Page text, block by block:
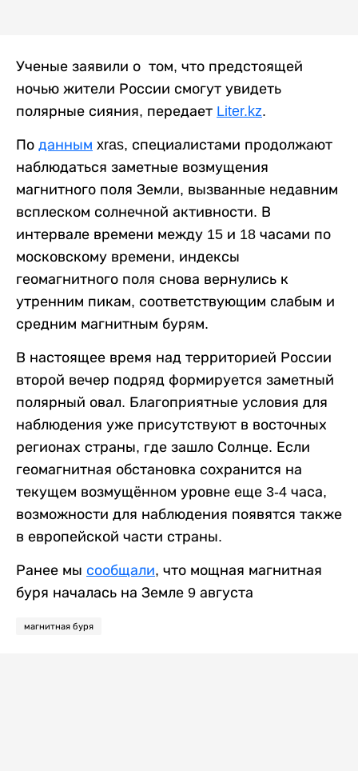
Ученые заявили о том, что предстоящей
ночью жители России смогут увидеть
полярные сияния, передает Liter.kz.
По данным xras, специалистами продолжают
наблюдаться заметные возмущения
магнитного поля Земли, вызванные недавним
всплеском солнечной активности. В
интервале времени между 15 и 18 часами по
московскому времени, индексы
геомагнитного поля снова вернулись к
утренним пикам, соответствующим слабым и
средним магнитным бурям.
В настоящее время над территорией России
второй вечер подряд формируется заметный
полярный овал. Благоприятные условия для
наблюдения уже присутствуют в восточных
регионах страны, где зашло Солнце. Если
геомагнитная обстановка сохранится на
текущем возмущённом уровне еще 3-4 часа,
возможности для наблюдения появятся также
в европейской части страны.
Ранее мы сообщали, что мощная магнитная
буря началась на Земле 9 августа
магнитная буря